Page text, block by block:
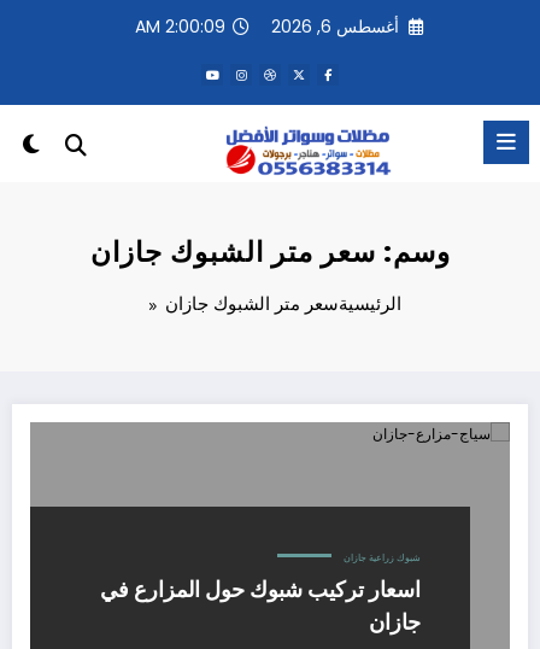
أغسطس 6, 2026 2:00:09 AM
وسم: سعر متر الشبوك جازان
الرئيسيةسعر متر الشبوك جازان
شبوك زراعية جازان
اسعار تركيب شبوك حول المزارع في
جازان